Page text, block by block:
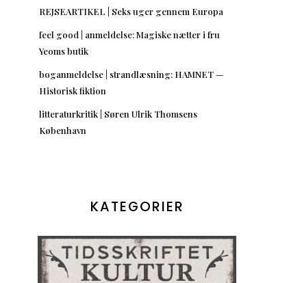
REJSEARTIKEL | Seks uger gennem Europa
feel good | anmeldelse: Magiske nætter i fru
Yeoms butik
boganmeldelse | strandlæsning: HAMNET —
Historisk fiktion
litteraturkritik | Søren Ulrik Thomsens
København
KATEGORIER